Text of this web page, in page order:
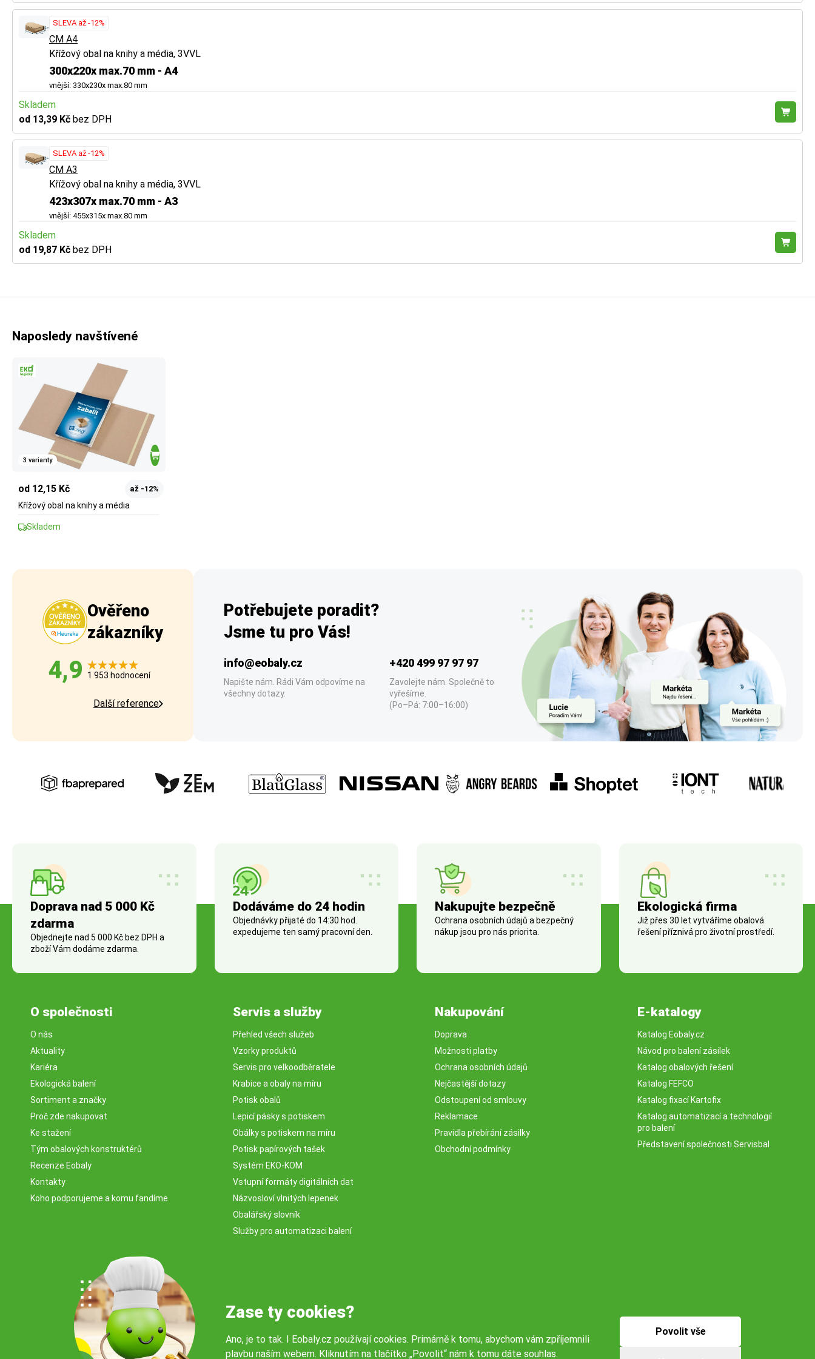
SLEVA až -12%
CM A4
Křížový obal na knihy a média, 3VVL
300x220x max.70 mm - A4
vnější: 330x230x max.80 mm
Skladem
od 13,39 Kč bez DPH
SLEVA až -12%
CM A3
Křížový obal na knihy a média, 3VVL
423x307x max.70 mm - A3
vnější: 455x315x max.80 mm
Skladem
od 19,87 Kč bez DPH
Naposledy navštívené
3 varianty
od 12,15 Kč až -12%
Křížový obal na knihy a média
Skladem
Ověřeno
zákazníky
4,9 1 953 hodnocení
Další reference
Potřebujete poradit?
Jsme tu pro Vás!
info@eobaly.cz
Napište nám. Rádi Vám odpovíme na
všechny dotazy.
+420 499 97 97 97
Zavolejte nám. Společně to
vyřešíme.
(Po–Pá: 7:00–16:00)
Doprava nad 5 000 Kč
zdarma
Objednejte nad 5 000 Kč bez DPH a
zboží Vám dodáme zdarma.
Dodáváme do 24 hodin
Objednávky přijaté do 14:30 hod.
expedujeme ten samý pracovní den.
Nakupujte bezpečně
Ochrana osobních údajů a bezpečný
nákup jsou pro nás priorita.
Ekologická firma
Již přes 30 let vytváříme obalová
řešení příznivá pro životní prostředí.
O společnosti
O nás
Aktuality
Kariéra
Ekologická balení
Sortiment a značky
Proč zde nakupovat
Ke stažení
Tým obalových konstruktérů
Recenze Eobaly
Kontakty
Koho podporujeme a komu fandíme
Servis a služby
Přehled všech služeb
Vzorky produktů
Servis pro velkoodběratele
Krabice a obaly na míru
Potisk obalů
Lepicí pásky s potiskem
Obálky s potiskem na míru
Potisk papírových tašek
Systém EKO-KOM
Vstupní formáty digitálních dat
Názvosloví vlnitých lepenek
Obalářský slovník
Služby pro automatizaci balení
Nakupování
Doprava
Možnosti platby
Ochrana osobních údajů
Nejčastější dotazy
Odstoupení od smlouvy
Reklamace
Pravidla přebírání zásilky
Obchodní podmínky
E-katalogy
Katalog Eobaly.cz
Návod pro balení zásilek
Katalog obalových řešení
Katalog FEFCO
Katalog fixací Kartofix
Katalog automatizací a technologií
pro balení
Představení společnosti Servisbal
Zase ty cookies?
Ano, je to tak. I Eobaly.cz používají cookies. Primárně k tomu, abychom vám zpříjemnili
plavbu naším webem. Kliknutím na tlačítko „Povolit“ nám k tomu dáte souhlas.
Povolit vše